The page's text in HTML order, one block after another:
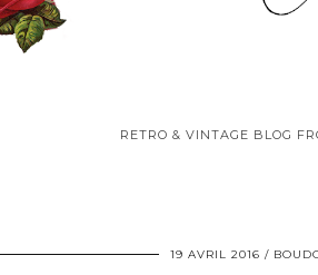
RETRO & VINTAGE BLOG
19 AVRIL 2016